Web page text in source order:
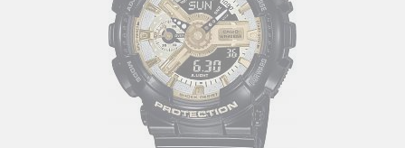
G-SHOCK ЖЕНСКИЕ
GMA-S110GB-1A
i